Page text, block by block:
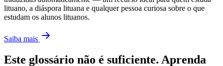
lituano, a diáspora lituana e qualquer pessoa curiosa sobre o que
estudam os alunos lituanos.
Saiba mais
Este glossário não é suficiente. Aprenda